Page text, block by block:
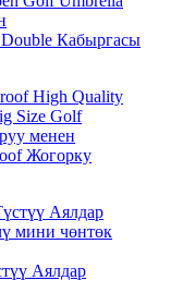
Кабыргасы
Жогорку
Аялдар